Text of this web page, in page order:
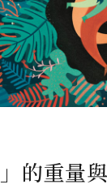
」的重量